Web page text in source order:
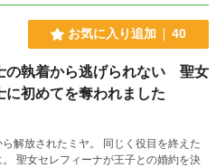
お気に入り追加 40
の執着から逃げられない 聖女
に初めてを奪われました
解放されたミヤ。 同じく役目を終えた
聖女セレフィーナが王子との婚約を決